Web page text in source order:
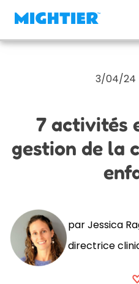
3/04/24
7 activités
gestion de la
par Jessica
directrice